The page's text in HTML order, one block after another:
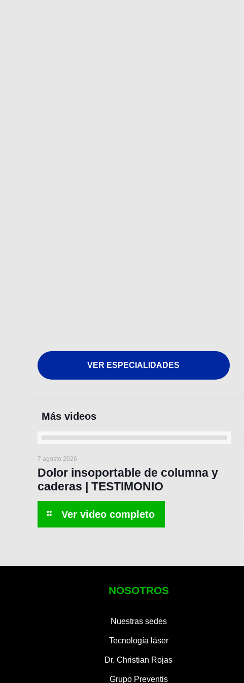
VER ESPECIALIDADES
7 agosto 2026
Dolor insoportable de columna y
caderas | TESTIMONIO
NOSOTROS
Nuestras sedes
Tecnología láser
Dr. Christian Rojas
Grupo Preventis